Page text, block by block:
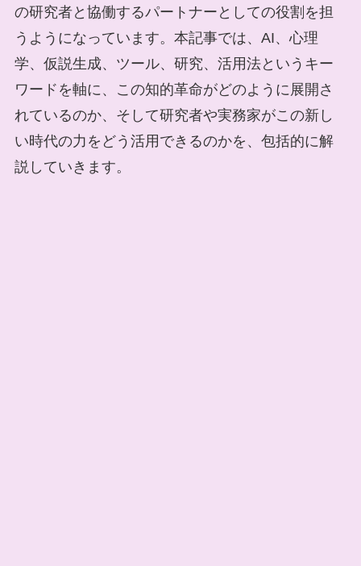
の研究者と協働するパートナーとしての役割を担
うようになっています。本記事では、AI、心理
学、仮説生成、ツール、研究、活用法というキー
ワードを軸に、この知的革命がどのように展開さ
れているのか、そして研究者や実務家がこの新し
い時代の力をどう活用できるのかを、包括的に解
説していきます。